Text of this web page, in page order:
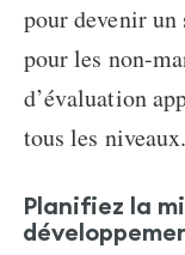
pour devenir
pour les non-
d’évaluation
tous les niveaux.
Planifiez la